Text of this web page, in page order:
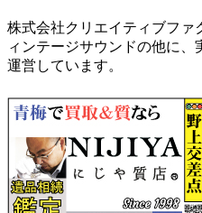
株式会社クリエイティブファ
ィンテージサウンドの他に
運営しています。